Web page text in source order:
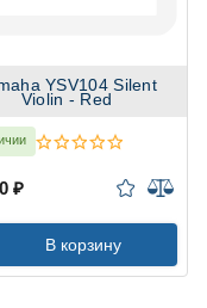
YSV104 Silent
Violin - Red
₽
В корзину